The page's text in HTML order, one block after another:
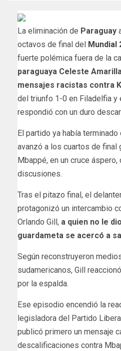
La eliminación de Paraguay
octavos de final del Mundial
fuerte polémica fuera de la
paraguaya Celeste Amarilla
mensajes racistas contra
del triunfo 1-0 en Filadelfia y
respondió con un duro
El partido ya había terminado
avanzó a los cuartos de final
Mbappé, en un cruce
discusiones.
Tras el pitazo final, el
protagonizó un intercambio
Orlando Gill, a quien no le
guardameta se acercó a
Según reconstruyeron
sudamericanos, Gill
por la espalda.
Ese episodio encendió la
legisladora del Partido
publicó primero un mensaje
descalificaciones contra